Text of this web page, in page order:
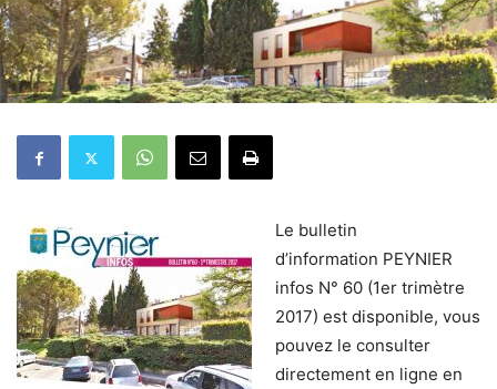
Le bulletin
d’information PEYNIER
infos N° 60 (1er trimètre
2017) est disponible, vous
pouvez le consulter
directement en ligne en